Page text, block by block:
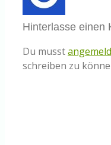
Hinterlasse einen
Du musst
schreiben zu